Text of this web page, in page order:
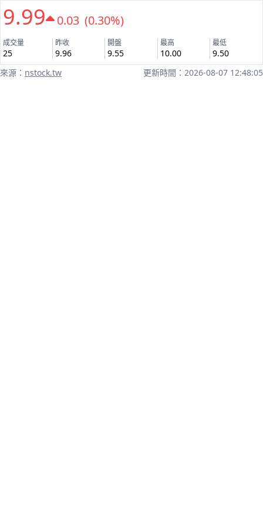
9.99 0.03 (0.30%)
成交量
25
昨收
9.96
開盤
9.55
最高
10.00
最低
9.50
來源： nstock.tw 更新時間：2026-08-07 12:48:05